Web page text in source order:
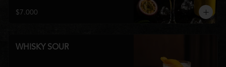
$7.000
WHISKY SOUR